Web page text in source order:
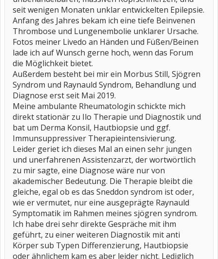
seit wenigen Monaten unklar entwickelten Epilepsie.
Anfang des Jahres bekam ich eine tiefe Beinvenen
Thrombose und Lungenembolie unklarer Ursache.
Fotos meiner Livedo an Händen und Füßen/Beinen
lade ich auf Wunsch gerne hoch, wenn das Forum
die Möglichkeit bietet.
Außerdem besteht bei mir ein Morbus Still, Sjögren
Syndrom und Raynauld Syndrom, Behandlung und
Diagnose erst seit Mai 2019.
Meine ambulante Rheumatologin schickte mich
direkt stationär zu Ilo Therapie und Diagnostik und
bat um Derma Konsil, Hautbiopsie und ggf.
Immunsuppressiver Therapieintensivierung.
Leider geriet ich dieses Mal an einen sehr jungen
und unerfahrenen Assistenzarzt, der wortwörtlich
zu mir sagte, eine Diagnose wäre nur von
akademischer Bedeutung. Die Therapie bleibt die
gleiche, egal ob es das Sneddon syndrom ist oder,
wie er vermutet, nur eine ausgeprägte Raynauld
Symptomatik im Rahmen meines sjögren syndrom.
Ich habe drei sehr direkte Gespräche mit ihm
geführt, zu einer weiteren Diagnostik mit anti
Körper sub Typen Differenzierung, Hautbiopsie
oder ähnlichem kam es aber leider nicht. Lediglich